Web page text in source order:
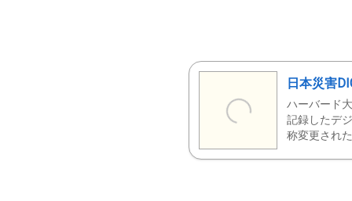
日本災害
ハーバード
記録したデ
称変更された